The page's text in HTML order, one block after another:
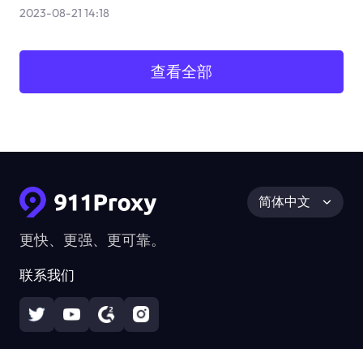
2023-08-21 14:18
查看全部
更快、更强、更可靠。
联系我们
简体中文